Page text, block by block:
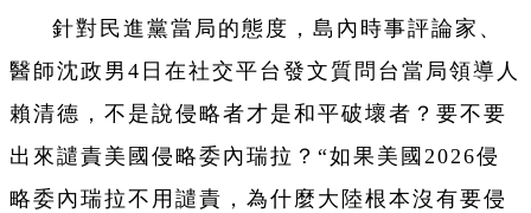
針對民進黨當局的態度，島內時事評論家、
醫師沈政男4日在社交平台發文質問台當局領導人
賴清德，不是說侵略者才是和平破壞者？要不要
出來譴責美國侵略委內瑞拉？“如果美國2026侵
略委內瑞拉不用譴責，為什麼大陸根本沒有要侵